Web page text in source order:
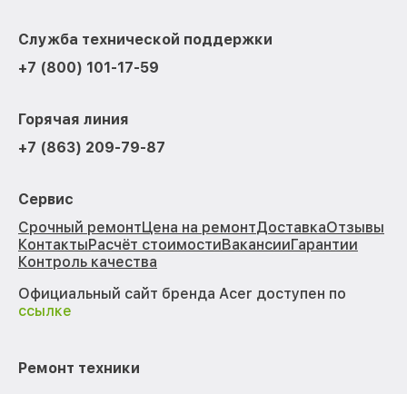
Служба технической поддержки
+7 (800) 101-17-59
Горячая линия
+7 (863) 209-79-87
Сервис
Срочный ремонтЦена на ремонтДоставкаОтзывы
КонтактыРасчёт стоимостиВакансииГарантии
Контроль качества
Официальный сайт бренда Acer доступен по
ссылке
Ремонт техники